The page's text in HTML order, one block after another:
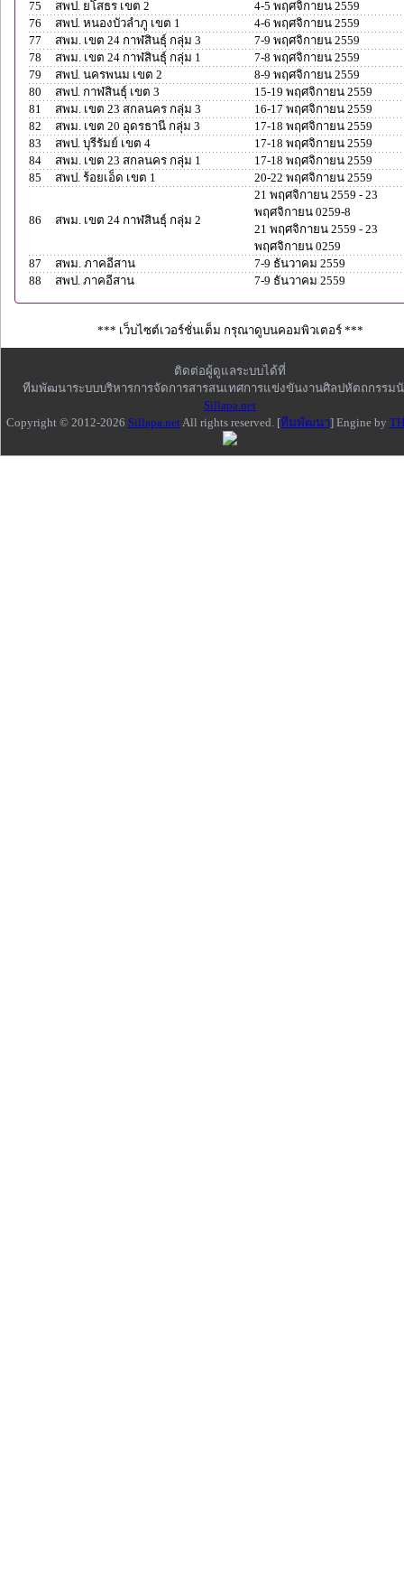
75
สพป. ยโสธร เขต 2
4-5 พฤศจิกายน 2559
76
สพป. หนองบัวลำภู เขต 1
4-6 พฤศจิกายน 2559
77
สพม. เขต 24 กาฬสินธุ์ กลุ่ม 3
7-9 พฤศจิกายน 2559
78
สพม. เขต 24 กาฬสินธุ์ กลุ่ม 1
7-8 พฤศจิกายน 2559
79
สพป. นครพนม เขต 2
8-9 พฤศจิกายน 2559
80
สพป. กาฬสินธุ์ เขต 3
15-19 พฤศจิกายน 2559
81
สพม. เขต 23 สกลนคร กลุ่ม 3
16-17 พฤศจิกายน 2559
82
สพม. เขต 20 อุดรธานี กลุ่ม 3
17-18 พฤศจิกายน 2559
83
สพป. บุรีรัมย์ เขต 4
17-18 พฤศจิกายน 2559
84
สพม. เขต 23 สกลนคร กลุ่ม 1
17-18 พฤศจิกายน 2559
85
สพป. ร้อยเอ็ด เขต 1 20-22 พฤศจิกายน 2559
86 สพม. เขต 24 กาฬสินธุ์ กลุ่ม 2
21 พฤศจิกายน 2559 - 23
พฤศจิกายน 0259-8
21 พฤศจิกายน 2559 - 23
พฤศจิกายน 0259
87
สพม. ภาคอีสาน
7-9 ธันวาคม 2559
88
สพป. ภาคอีสาน 7-9 ธันวาคม 2559
*** เว็บไซต์เวอร์ชั่นเต็ม กรุณาดูบนคอมพิวเตอร์ ***
ติดต่อผู้ดูแลระบบได้ที่
ทีมพัฒนาระบบบริหารการจัดการสารสนเทศการแข่งขันงานศิลปหัตถกรรม
Sillapa.net
Copyright © 2012-2026 Sillapa.netAll rights reserved. [ทีมพัฒนา] Engine by